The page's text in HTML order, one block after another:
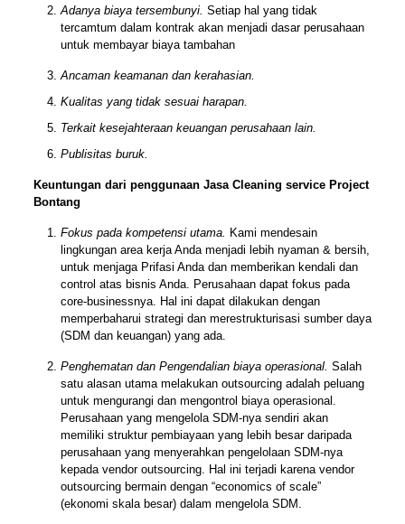
Adanya biaya tersembunyi. Setiap hal yang tidak
tercamtum dalam kontrak akan menjadi dasar perusahaan
untuk membayar biaya tambahan
Ancaman keamanan dan kerahasian.
Kualitas yang tidak sesuai harapan.
Terkait kesejahteraan keuangan perusahaan lain.
Publisitas buruk.
Keuntungan dari penggunaan Jasa Cleaning service Project
Bontang
Fokus pada kompetensi utama. Kami mendesain
lingkungan area kerja Anda menjadi lebih nyaman & bersih,
untuk menjaga Prifasi Anda dan memberikan kendali dan
control atas bisnis Anda. Perusahaan dapat fokus pada
core-businessnya. Hal ini dapat dilakukan dengan
memperbaharui strategi dan merestrukturisasi sumber daya
(SDM dan keuangan) yang ada.
Penghematan dan Pengendalian biaya operasional. Salah
satu alasan utama melakukan outsourcing adalah peluang
untuk mengurangi dan mengontrol biaya operasional.
Perusahaan yang mengelola SDM-nya sendiri akan
memiliki struktur pembiayaan yang lebih besar daripada
perusahaan yang menyerahkan pengelolaan SDM-nya
kepada vendor outsourcing. Hal ini terjadi karena vendor
outsourcing bermain dengan “economics of scale”
(ekonomi skala besar) dalam mengelola SDM.